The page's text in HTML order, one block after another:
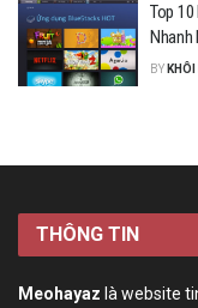
Top
Nhanh
BY KHÔI
THÔNG TIN
Meohayaz là website